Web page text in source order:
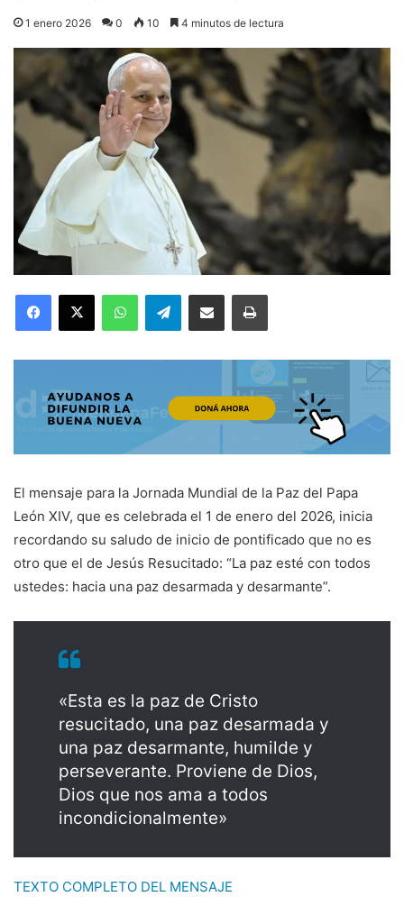
1 enero 2026 0 10 4 minutos de lectura
Telegram
El mensaje para la Jornada Mundial de la Paz del Papa
León XIV, que es celebrada el 1 de enero del 2026, inicia
recordando su saludo de inicio de pontificado que no es
otro que el de Jesús Resucitado: “La paz esté con todos
ustedes: hacia una paz desarmada y desarmante”.
«Esta es la paz de Cristo
resucitado, una paz desarmada y
una paz desarmante, humilde y
perseverante. Proviene de Dios,
Dios que nos ama a todos
incondicionalmente»
TEXTO COMPLETO DEL MENSAJE